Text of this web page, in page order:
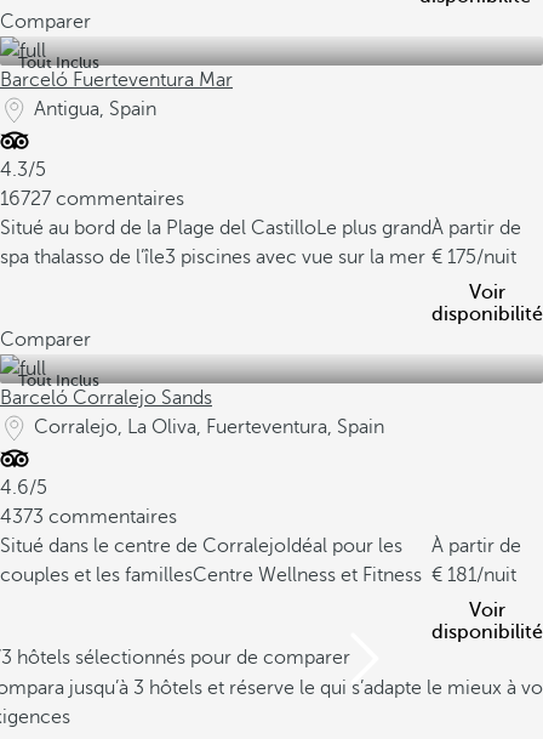
Comparer
Tout Inclus
Barceló Fuerteventura Mar
Antigua, Spain
4.3/5
16727 commentaires
Situé au bord de la Plage del CastilloLe plus grand
spa thalasso de l’île3 piscines avec vue sur la mer
À partir de
175/nuit
Voir
disponibilité
Comparer
Tout Inclus
Barceló Corralejo Sands
Corralejo, La Oliva, Fuerteventura, Spain
4.6/5
4373 commentaires
Situé dans le centre de Corralejo Idéal pour les
couples et les famillesCentre Wellness et Fitness
À partir de
181/nuit
Voir
disponibilité
hôtels sélectionnés pour de comparer
jusqu’à 3 hôtels et réserve le qui s’adapte le mieux à